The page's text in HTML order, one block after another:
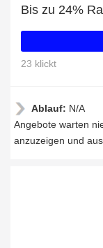
Bis zu 24%
23 klickt
Ablauf: N/A
Angebote warten
anzuzeigen und